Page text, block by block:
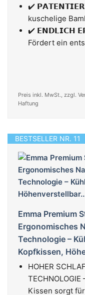
✔️
kuschelige
✔️ 𝗘𝗡𝗗𝗟𝗜𝗖𝗛
Fördert ein
Preis inkl. MwSt., zzgl.
Haftung
BESTSELLER NR. 11
Emma Premium
Ergonomisches
Technologie –
Kopfkissen,
HOHER
Kissen sorgt